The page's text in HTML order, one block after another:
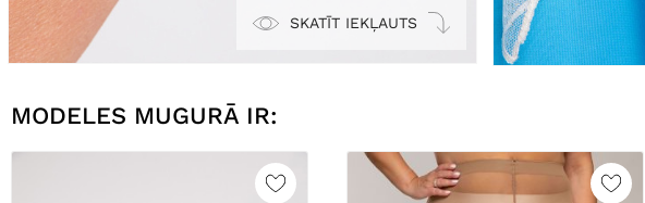
SKATĪT IEKĻAUTS
MODELES MUGURĀ IR: